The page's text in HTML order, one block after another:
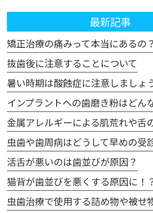
最新記事
抜歯後に注意することについて
暑い時期は酸蝕症に注意しましょ
虫歯や歯周病はどうして早めの受
活舌が悪いのは歯並びが原因？
猫背が歯並びを悪くする原因に！